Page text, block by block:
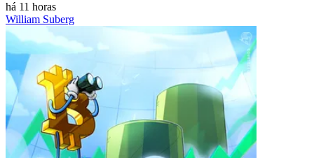
há 11 horas
William Suberg